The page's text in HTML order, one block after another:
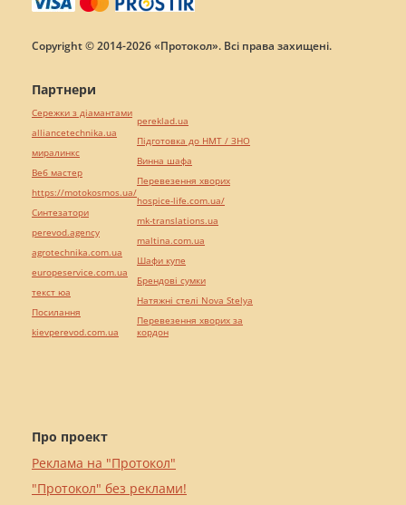
Copyright © 2014-2026 «Протокол». Всі права захищені.
Про проект
Реклама на "Протокол"
"Протокол" без реклами!
Партнери
Сережки з діамантами
alliancetechnika.ua
миралинкс
Веб мастер
https://motokosmos.ua/
Синтезатори
perevod.agency
agrotechnika.com.ua
europeservice.com.ua
текст юа
Посилання
kievperevod.com.ua
pereklad.ua
Підготовка до НМТ / ЗНО
Винна шафа
Перевезення хворих
hospice-life.com.ua/
mk-translations.ua
maltina.com.ua
Шафи купе
Брендові сумки
Натяжні стелі Nova Stelya
Перевезення хворих за
кордон